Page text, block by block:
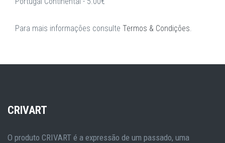
Para mais informações consulte Termos & Condições.
CRIVART
O produto CRIVART é a expressão de um passado, uma